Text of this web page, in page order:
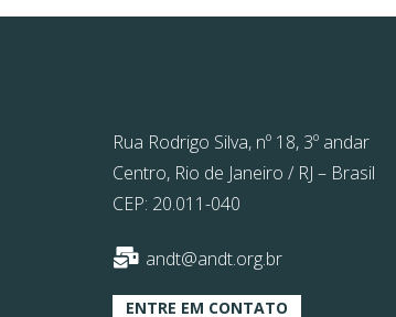
Rua Rodrigo Silva, nº 18, 3º andar
Centro, Rio de Janeiro / RJ – Brasil
CEP: 20.011-040
andt@andt.org.br
ENTRE EM CONTATO